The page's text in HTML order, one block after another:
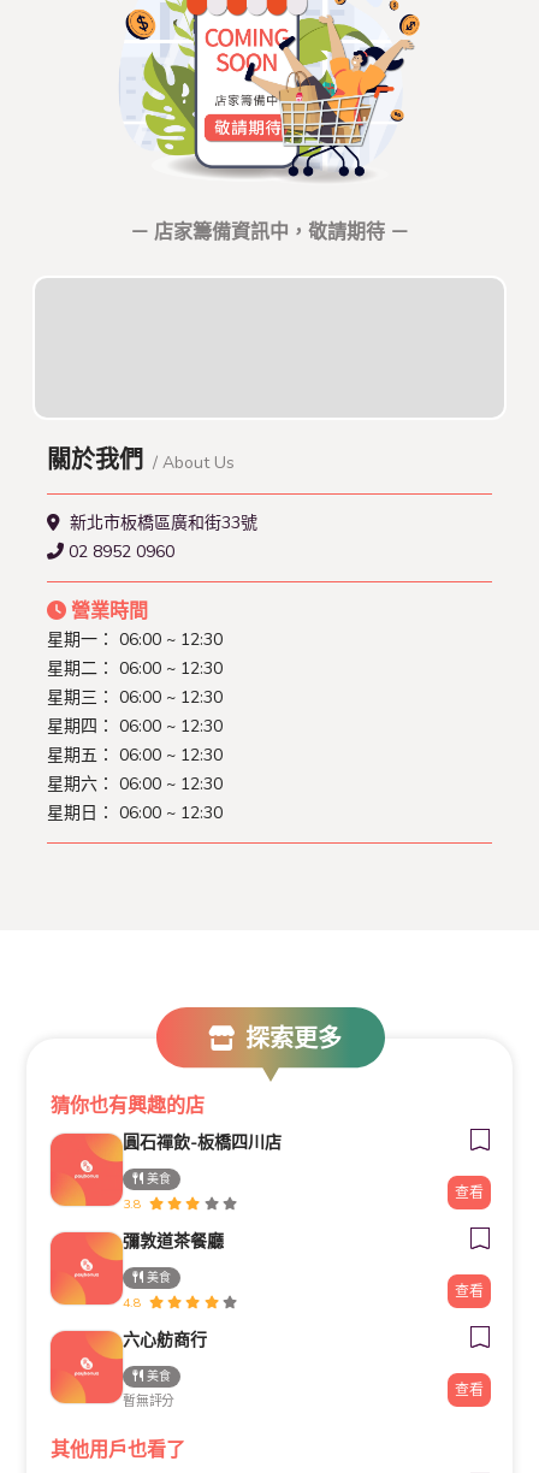
－ 店家籌備資訊中，敬請期待 －
關於我們 / About Us
新北市板橋區廣和街33號
02 8952 0960
營業時間
星期一： 06:00 ~ 12:30
星期二： 06:00 ~ 12:30
星期三： 06:00 ~ 12:30
星期四： 06:00 ~ 12:30
星期五： 06:00 ~ 12:30
星期六： 06:00 ~ 12:30
星期日： 06:00 ~ 12:30
探索更多
猜你也有興趣的店
圓石禪飲-板橋四川店
美食
3.8
查看
彌敦道茶餐廳
美食
4.8
查看
六心舫商行
美食
暫無評分
查看
其他用戶也看了